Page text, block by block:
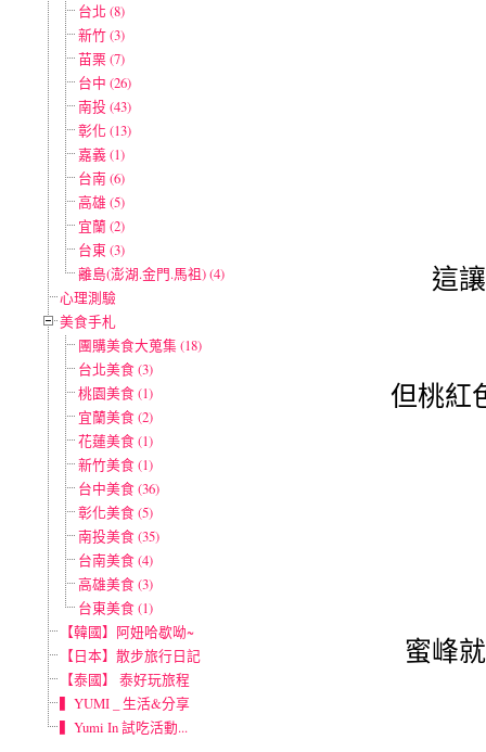
台北 (8)
新竹 (3)
苗栗 (7)
台中 (26)
南投 (43)
彰化 (13)
嘉義 (1)
台南 (6)
高雄 (5)
宜蘭 (2)
台東 (3)
離島(澎湖.金門.馬祖) (4)
心理測驗
美食手札
團購美食大蒐集 (18)
台北美食 (3)
桃園美食 (1)
宜蘭美食 (2)
花蓮美食 (1)
新竹美食 (1)
台中美食 (36)
彰化美食 (5)
南投美食 (35)
台南美食 (4)
高雄美食 (3)
台東美食 (1)
【韓國】阿妞哈歇呦~
【日本】散步旅行日記
【泰國】 泰好玩旅程
▍YUMI _ 生活&分享
▍Yumi In 試吃活動...
這
但桃紅
蜜峰